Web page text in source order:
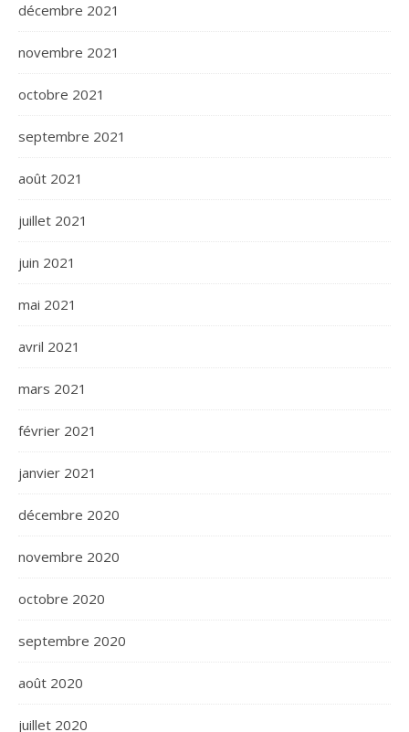
décembre 2021
novembre 2021
octobre 2021
septembre 2021
août 2021
juillet 2021
juin 2021
mai 2021
avril 2021
mars 2021
février 2021
janvier 2021
décembre 2020
novembre 2020
octobre 2020
septembre 2020
août 2020
juillet 2020